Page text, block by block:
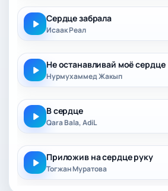
Сердце забрала
Исаак Реал
Не останавливай моё сердце
Нурмуxаммед Жакып
В сердце
Qara Bala, AdiL
Приложив на сердце руку
Тогжан Муратова